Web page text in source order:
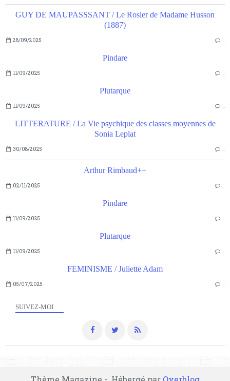
SUIVEZ-MOI
GUY DE MAUPASSSANT / Le Rosier de Madame Husson
(1887)
28/09/2025 …
Pindare
11/09/2025 …
Plutarque
11/09/2025 …
LITTERATURE / La Vie psychique des classes moyennes de
Sonia Leplat
30/08/2025 …
Arthur Rimbaud++
02/11/2025 …
Pindare
11/09/2025 …
Plutarque
11/09/2025 …
FEMINISME / Juliette Adam
05/07/2025 …